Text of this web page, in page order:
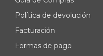
Política de devolución
Facturación
Formas de pago